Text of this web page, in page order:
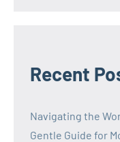
Recent
Navigating the
Gentle Guide for